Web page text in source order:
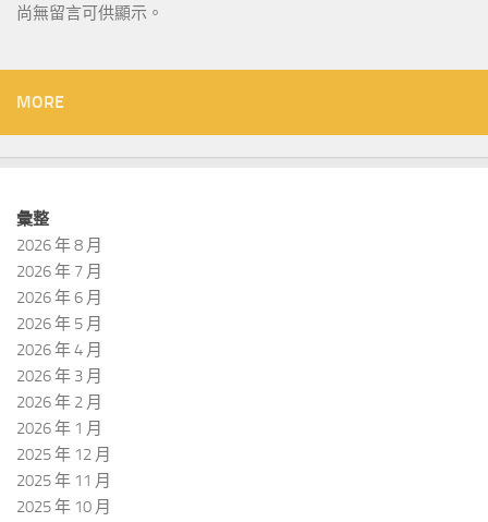
尚無留言可供顯示。
MORE
彙整
2026 年 8 月
2026 年 7 月
2026 年 6 月
2026 年 5 月
2026 年 4 月
2026 年 3 月
2026 年 2 月
2026 年 1 月
2025 年 12 月
2025 年 11 月
2025 年 10 月